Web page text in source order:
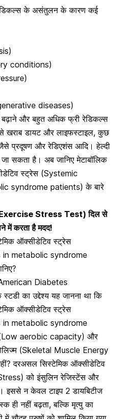
के असंतुलन के कारण कई
conditions)
diseases)
और बहुत अधिक फ्री रेडिकल्स
खराब डायट और लाइफस्टाइल, कुछ
प्रदूषण और रेडिएशंस आदि। हेल्दी
सकता है। अब जानिए मेटाबॉलिक
स्ट्रेस (Systemic
syndrome patients) के बारे
Stress Test) दिल से
में करता है मदद!
ऑक्सीडेटिव स्ट्रेस
metabolic syndrome
Diabetes
का उद्देश्य यह जानना था कि
ऑक्सीडेटिव स्ट्रेस
metabolic syndrome
(Low aerobic capacity) और
(Skeletal Muscle Energy
दरअसल सिस्टेमिक ऑक्सीडेटिव
को इंसुलिन रेजिस्टेंस और
इससे न केवलटाइप 2 डायबिटीज
ही नहीं बढ़ता, बल्कि मृत्यु का